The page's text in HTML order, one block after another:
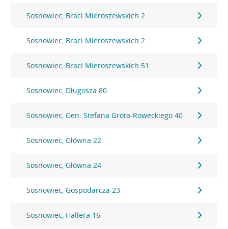
Sosnowiec, Braci Mieroszewskich 2
Sosnowiec, Braci Mieroszewskich 2
Sosnowiec, Braci Mieroszewskich 51
Sosnowiec, Długosza 80
Sosnowiec, Gen. Stefana Grota-Roweckiego 40
Sosnowiec, Główna 22
Sosnowiec, Główna 24
Sosnowiec, Gospodarcza 23
Sosnowiec, Hallera 16